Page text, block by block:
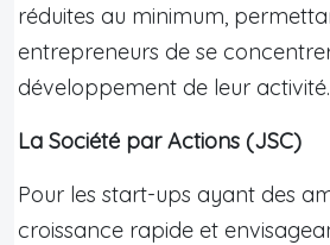
réduites au minimum,
entrepreneurs de se
développement de leur activité.
La Société par Actions (JSC)
Pour les start-ups ayant des
croissance rapide et